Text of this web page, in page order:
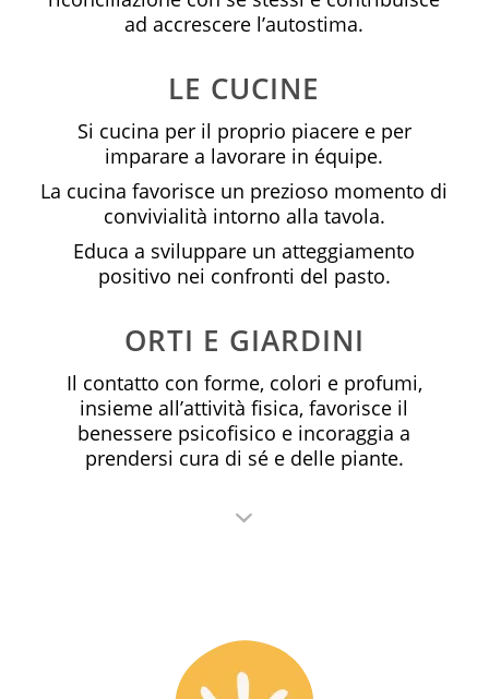
ad accrescere l’autostima.
LE CUCINE
Si cucina per il proprio piacere e per
imparare a lavorare in équipe.
La cucina favorisce un prezioso momento di
convivialità intorno alla tavola.
Educa a sviluppare un atteggiamento
positivo nei confronti del pasto.
ORTI E GIARDINI
Il contatto con forme, colori e profumi,
insieme all’attività fisica, favorisce il
benessere psicofisico e incoraggia a
prendersi cura di sé e delle piante.